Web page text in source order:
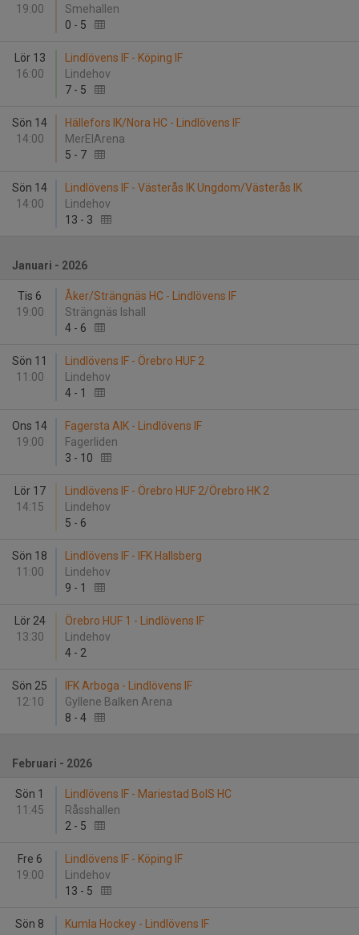
19:00
Smehallen
0 - 5
Lör 13
16:00
Lindlövens IF - Köping IF
Lindehov
7 - 5
Sön 14
14:00
Hällefors IK/Nora HC - Lindlövens IF
MerElArena
5 - 7
Sön 14
14:00
Lindlövens IF - Västerås IK Ungdom/Västerås IK
Lindehov
13 - 3
Januari - 2026
Tis 6
19:00
Åker/Strängnäs HC - Lindlövens IF
Strängnäs Ishall
4 - 6
Sön 11
11:00
Lindlövens IF - Örebro HUF 2
Lindehov
4 - 1
Ons 14
19:00
Fagersta AIK - Lindlövens IF
Fagerliden
3 - 10
Lör 17
14:15
Lindlövens IF - Örebro HUF 2/Örebro HK 2
Lindehov
5 - 6
Sön 18
11:00
Lindlövens IF - IFK Hallsberg
Lindehov
9 - 1
Lör 24
13:30
Örebro HUF 1 - Lindlövens IF
Lindehov
4 - 2
Sön 25
12:10
IFK Arboga - Lindlövens IF
Gyllene Balken Arena
8 - 4
Februari - 2026
Sön 1
11:45
Lindlövens IF - Mariestad BoIS HC
Råsshallen
2 - 5
Fre 6
19:00
Lindlövens IF - Köping IF
Lindehov
13 - 5
Sön 8
Kumla Hockey - Lindlövens IF